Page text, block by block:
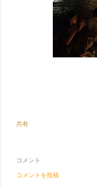
共有
コメント
コメントを投稿